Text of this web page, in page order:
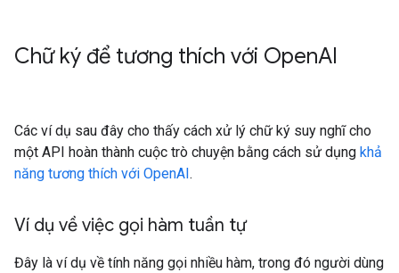
Chữ ký để tương thích với OpenAI
Các ví dụ sau đây cho thấy cách xử lý chữ ký suy nghĩ cho
một API hoàn thành cuộc trò chuyện bằng cách sử dụng khả
năng tương thích với OpenAI.
Ví dụ về việc gọi hàm tuần tự
Đây là ví dụ về tính năng gọi nhiều hàm, trong đó người dùng